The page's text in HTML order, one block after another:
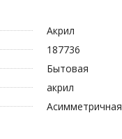
Акрил
187736
Бытовая
акрил
Асимметричная